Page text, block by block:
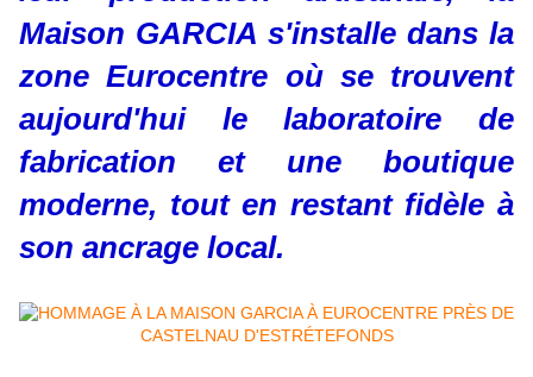
Maison GARCIA s'installe dans la
zone Eurocentre où se trouvent
aujourd'hui le laboratoire de
fabrication et une boutique
moderne, tout en restant fidèle à
son ancrage local.